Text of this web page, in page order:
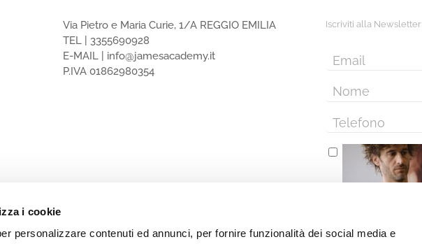
i cookie
personalizzare contenuti ed annunci, per fornire funzionalità dei social media e
Via Pietro e Maria Curie, 1/A REGGIO EMILIA
TEL | 3355690928
E-MAIL | info@jamesacademy.it
P.IVA 01862980354
Iscriviti alla Newsletter